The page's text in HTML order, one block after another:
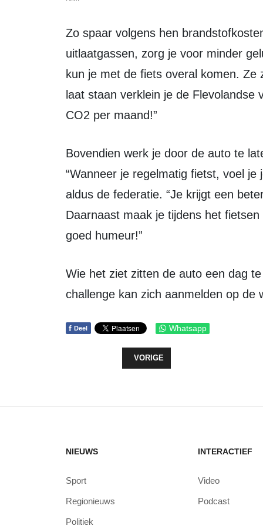
Zo spaar volgens hen brandstofkosten uit, verspreid je geen ongezonde
uitlaatgassen, zorg je voor minder
kun je met de fiets overal komen. Ze
laat staan verklein je de
CO2 per maand!”
Bovendien werk je door de auto te laten staan ook nog eens aan je gezondheid.
“Wanneer je regelmatig fietst, voel
aldus de federatie. “Je krijgt een
Daarnaast maak je tijdens het
goed humeur!”
Wie het ziet zitten de auto een dag te laten staan en wil deelnemen aan de
challenge kan zich aanmelden op de
f Deel Whatsapp
VORIG ARTIKEL: SIMAC LADIES
VORIGE
NIEUWS
Sport
Regionieuws
Politiek
INTERACTIEF
Video
Podcast